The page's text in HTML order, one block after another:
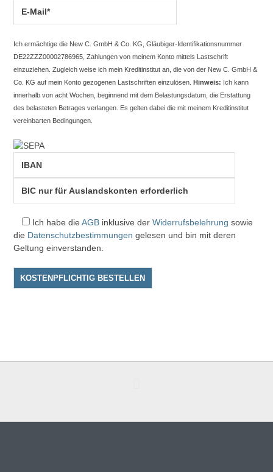
Ich ermächtige die New C. GmbH & Co. KG, Gläubiger-Identifikationsnummer
DE22ZZZ00002786965, Zahlungen von meinem Konto mittels Lastschrift
einzuziehen. Zugleich weise ich mein Kreditinstitut an, die von der New C. GmbH &
Co. KG auf mein Konto gezogenen Lastschriften einzulösen. Hinweis: Ich kann
innerhalb von acht Wochen, beginnend mit dem Belastungsdatum, die Erstattung
des belasteten Betrages verlangen. Es gelten dabei die mit meinem Kreditinstitut
vereinbarten Bedingungen.
Ich habe dieAGB inklusive derWiderrufsbelehrung sowie
die Datenschutzbestimmungen gelesen und bin mit deren
Geltung einverstanden.